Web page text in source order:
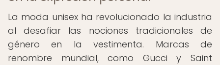
La moda unisex ha revolucionado la industria
al desafiar las nociones tradicionales de
género en la vestimenta. Marcas de
renombre mundial, como Gucci y Saint